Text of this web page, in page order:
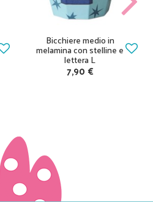
Bicchiere medio in
melamina con stelline e
lettera L
7,90 €